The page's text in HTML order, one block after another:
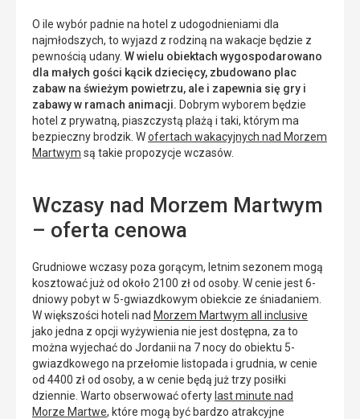
O ile wybór padnie na hotel z udogodnieniami dla
najmłodszych, to wyjazd z rodziną na wakacje będzie z
pewnością udany. W wielu obiektach wygospodarowano
dla małych gości kącik dziecięcy, zbudowano plac
zabaw na świeżym powietrzu, ale i zapewnia się gry i
zabawy w ramach animacji. Dobrym wyborem będzie
hotel z prywatną, piaszczystą plażą i taki, którym ma
bezpieczny brodzik. Wofertach wakacyjnych nad Morzem
Martwym są takie propozycje wczasów.
Wczasy nad Morzem Martwym
– oferta cenowa
Grudniowe wczasy poza gorącym, letnim sezonem mogą
kosztować już od około 2100 zł od osoby. W cenie jest 6-
dniowy pobyt w 5-gwiazdkowym obiekcie ze śniadaniem.
W większości hoteli nad Morzem Martwym all inclusive
jako jedna z opcji wyżywienia nie jest dostępna, za to
można wyjechać do Jordanii na 7 nocy do obiektu 5-
gwiazdkowego na przełomie listopada i grudnia, w cenie
od 4400 zł od osoby, a w cenie będą już trzy posiłki
dziennie. Warto obserwować oferty last minute nad
Morze Martwe, które mogą być bardzo atrakcyjne